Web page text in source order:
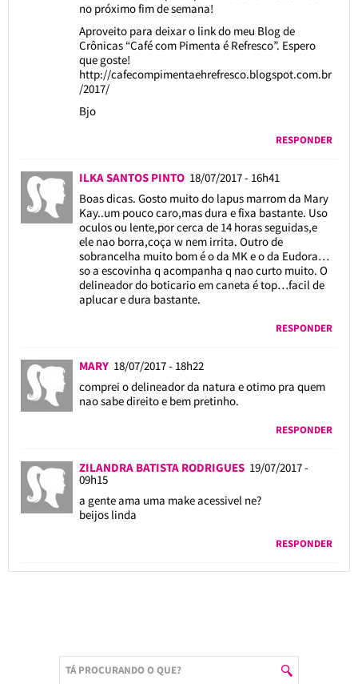
no próximo fim de semana!
Aproveito para deixar o link do meu Blog de
Crônicas “Café com Pimenta é Refresco”. Espero
que goste!
http://cafecompimentaehrefresco.blogspot.com.br
/2017/
Bjo
RESPONDER
ILKA SANTOS PINTO 18/07/2017 - 16h41
Boas dicas. Gosto muito do lapus marrom da Mary
Kay..um pouco caro,mas dura e fixa bastante. Uso
oculos ou lente,por cerca de 14 horas seguidas,e
ele nao borra,coça w nem irrita. Outro de
sobrancelha muito bom é o da MK e o da Eudora…
so a escovinha q acompanha q nao curto muito. O
delineador do boticario em caneta é top…facil de
aplucar e dura bastante.
RESPONDER
MARY 18/07/2017 - 18h22
comprei o delineador da natura e otimo pra quem
nao sabe direito e bem pretinho.
RESPONDER
ZILANDRA BATISTA RODRIGUES 19/07/2017 -
09h15
a gente ama uma make acessivel ne?
beijos linda
RESPONDER